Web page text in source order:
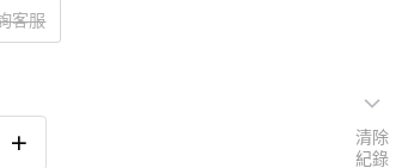
客服
清除
紀錄